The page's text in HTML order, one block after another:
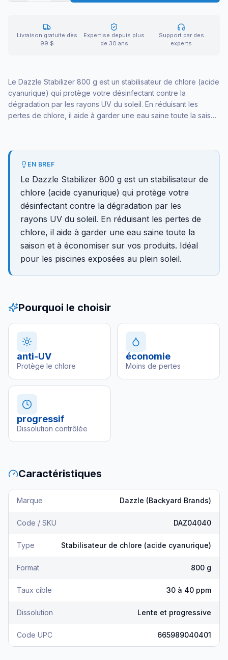
Livraison gratuite dès
99 $
Expertise depuis plus
de 30 ans
Support par des
experts
Le Dazzle Stabilizer 800 g est un stabilisateur de chlore (acide
cyanurique) qui protège votre désinfectant contre la
dégradation par les rayons UV du soleil. En réduisant les
pertes de chlore, il aide à garder une eau saine toute la saison
EN BREF
Le Dazzle Stabilizer 800 g est un stabilisateur de
chlore (acide cyanurique) qui protège votre
désinfectant contre la dégradation par les
rayons UV du soleil. En réduisant les pertes de
chlore, il aide à garder une eau saine toute la
saison et à économiser sur vos produits. Idéal
pour les piscines exposées au plein soleil.
Pourquoi le choisir
anti-UV
Protège le chlore
économie
Moins de pertes
progressif
Dissolution contrôlée
Caractéristiques
Marque Dazzle (Backyard Brands)
Code / SKU DAZ04040
Type Stabilisateur de chlore (acide cyanurique)
Format 800 g
Taux cible 30 à 40 ppm
Dissolution Lente et progressive
Code UPC 665989040401